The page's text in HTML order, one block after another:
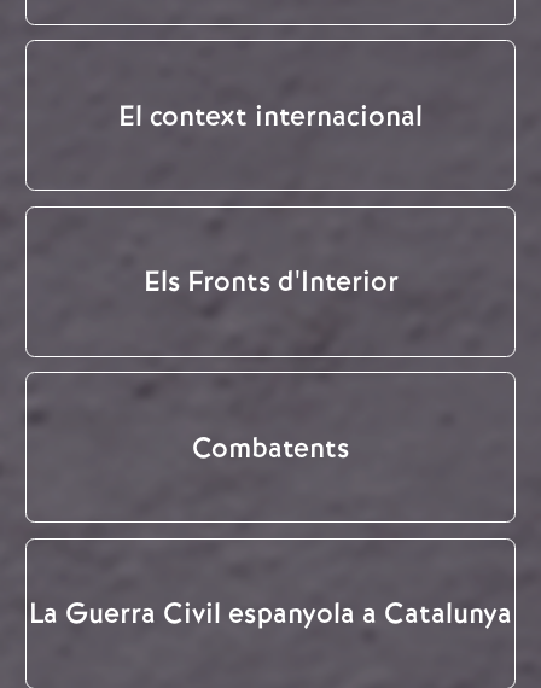
El context internacional
Els Fronts d'Interior
Combatents
La Guerra Civil espanyola a Catalunya